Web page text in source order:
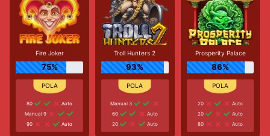
Fire Joker
75%
80
Auto
Manual 9
90
Auto
Troll Hunters 2
93%
Manual 3
60
Auto
20
Auto
Prosperity Palace
86%
20
Auto
20
Auto
80
Auto